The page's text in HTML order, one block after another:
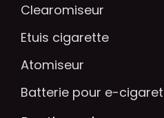
Clearomiseur
Etuis cigarette
Atomiseur
Batterie pour e-